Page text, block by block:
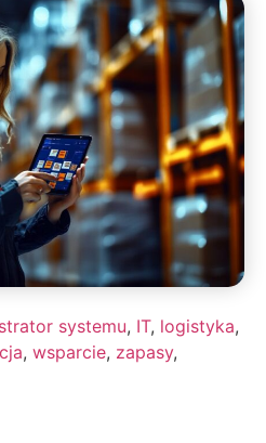
systemu, IT, logistyka,
, wsparcie, zapasy,